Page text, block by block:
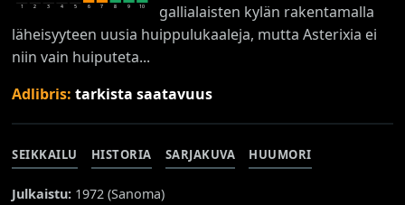
1 2 3 4 5
6
7 8 9 10
gallialaisten kylän rakentamalla
läheisyyteen uusia huippulukaaleja, mutta Asterixia ei
niin vain huiputeta...
Adlibris:tarkista saatavuus
SEIKKAILU HISTORIA SARJAKUVA HUUMORI
Julkaistu: 1972 (Sanoma)